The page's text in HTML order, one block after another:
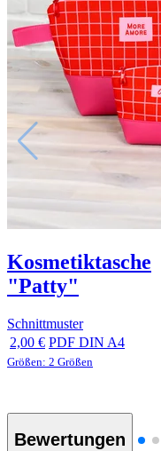
Kosmetiktasche
"Patty"
Schnittmuster
2,00 € PDF DIN A4
Größen: 2 Größen
Bewertungen